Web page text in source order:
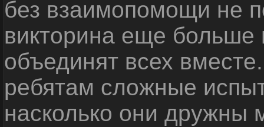
без взаимопомощи не
викторина еще
объединят всех
ребятам сложные
насколько они дружны